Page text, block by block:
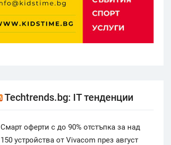
Techtrends.bg: IT тенденции
Смарт оферти с до 90% отстъпка за над
150 устройства от Vivacom през август